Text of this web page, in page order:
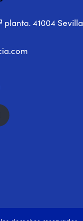
planta. 41004 Sevilla